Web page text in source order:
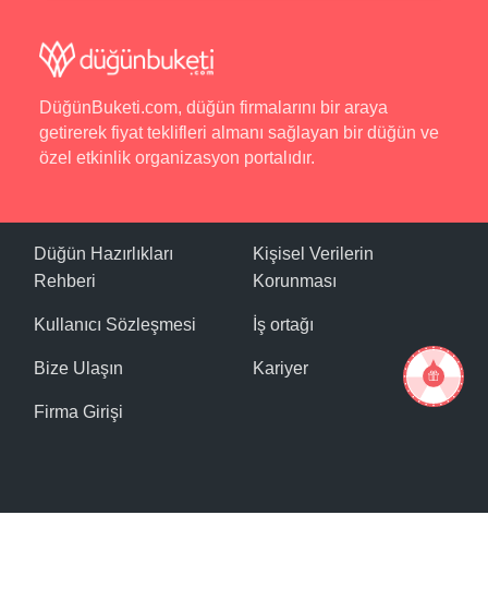
DüğünBuketi.com, düğün firmalarını bir araya
getirerek fiyat teklifleri almanı sağlayan bir düğün ve
özel etkinlik organizasyon portalıdır.
Düğün Hazırlıkları
Rehberi
Kullanıcı Sözleşmesi
Bize Ulaşın
Firma Girişi
Kişisel Verilerin
Korunması
İş ortağı
Kariyer